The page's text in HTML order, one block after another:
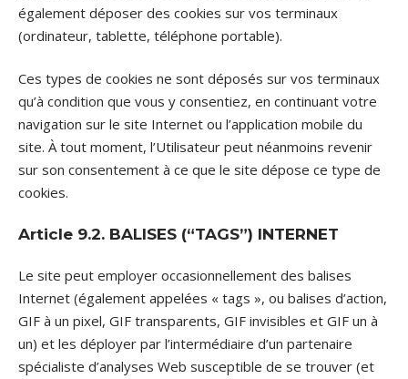
également déposer des cookies sur vos terminaux
(ordinateur, tablette, téléphone portable).
Ces types de cookies ne sont déposés sur vos terminaux
qu’à condition que vous y consentiez, en continuant votre
navigation sur le site Internet ou l’application mobile du
site. À tout moment, l’Utilisateur peut néanmoins revenir
sur son consentement à ce que le site dépose ce type de
cookies.
Article 9.2. BALISES (“TAGS”) INTERNET
Le site peut employer occasionnellement des balises
Internet (également appelées « tags », ou balises d’action,
GIF à un pixel, GIF transparents, GIF invisibles et GIF un à
un) et les déployer par l’intermédiaire d’un partenaire
spécialiste d’analyses Web susceptible de se trouver (et